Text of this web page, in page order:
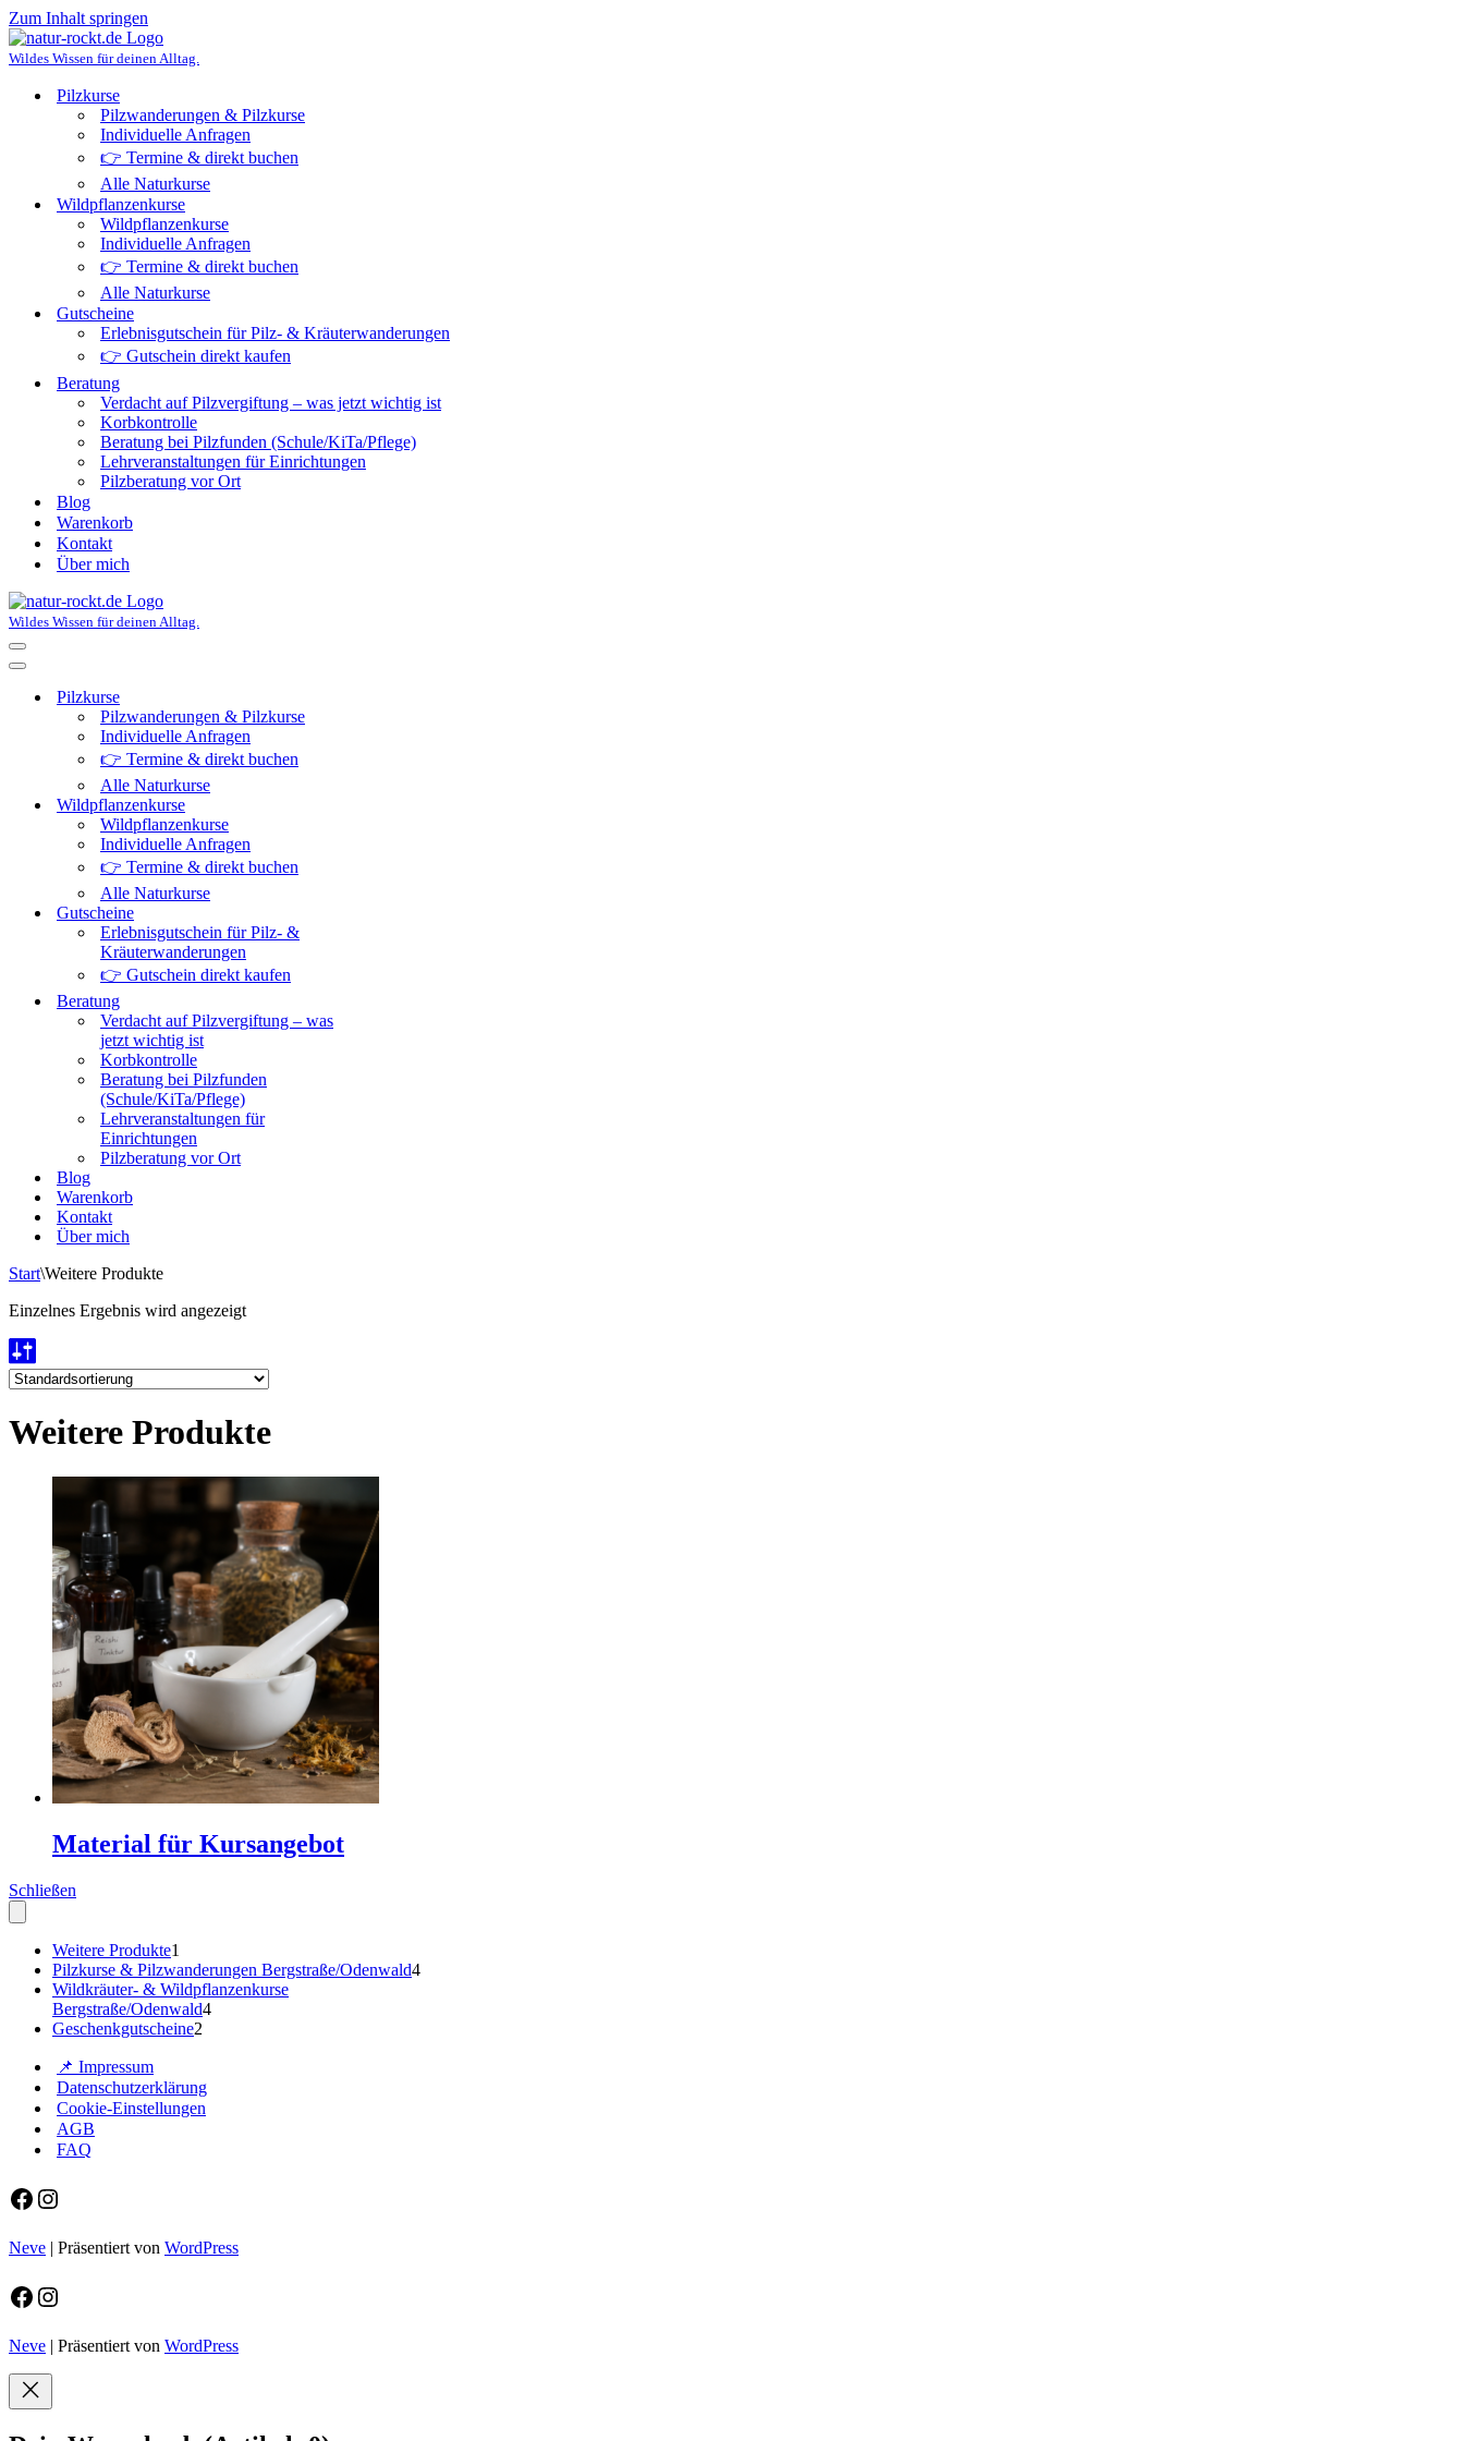
Zum Inhalt springen
Wildes Wissen für deinen Alltag.
Pilzkurse
Pilzwanderungen & Pilzkurse
Individuelle Anfragen
👉 Termine & direkt buchen
Alle Naturkurse
Wildpflanzenkurse
Wildpflanzenkurse
Individuelle Anfragen
👉 Termine & direkt buchen
Alle Naturkurse
Gutscheine
Erlebnisgutschein für Pilz- & Kräuterwanderungen
👉 Gutschein direkt kaufen
Beratung
Verdacht auf Pilzvergiftung – was jetzt wichtig ist
Korbkontrolle
Beratung bei Pilzfunden (Schule/KiTa/Pflege)
Lehrveranstaltungen für Einrichtungen
Pilzberatung vor Ort
Blog
Warenkorb
Kontakt
Über mich
Wildes Wissen für deinen Alltag.
Navigationsmenü
Navigationsmenü
Pilzkurse
Pilzwanderungen & Pilzkurse
Individuelle Anfragen
👉 Termine & direkt buchen
Alle Naturkurse
Wildpflanzenkurse
Wildpflanzenkurse
Individuelle Anfragen
👉 Termine & direkt buchen
Alle Naturkurse
Gutscheine
Erlebnisgutschein für Pilz- &
Kräuterwanderungen
👉 Gutschein direkt kaufen
Beratung
Verdacht auf Pilzvergiftung – was
jetzt wichtig ist
Korbkontrolle
Beratung bei Pilzfunden
(Schule/KiTa/Pflege)
Lehrveranstaltungen für
Einrichtungen
Pilzberatung vor Ort
Blog
Warenkorb
Kontakt
Über mich
Start\Weitere Produkte
Einzelnes Ergebnis wird angezeigt
Weitere Produkte
Material für Kursangebot
Schließen
Weitere Produkte1
Produkt
Pilzkurse & Pilzwanderungen Bergstraße/Odenwald44
Wildkräuter- & Wildpflanzenkurse
Bergstraße/Odenwald44
Geschenkgutscheine2
📌 Impressum
Datenschutzerklärung
Cookie-Einstellungen
AGB
FAQ
Facebook
Instagram
Neve | Präsentiert von WordPress
Facebook
Instagram
Neve | Präsentiert von WordPress